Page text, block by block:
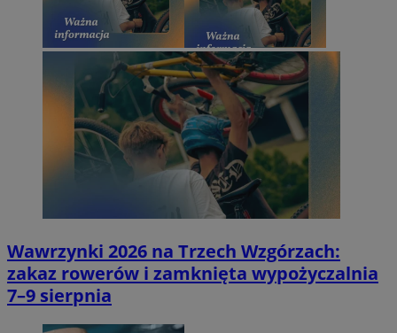
Wawrzynki 2026 na Trzech Wzgórzach:
zakaz rowerów i zamknięta wypożyczalnia
7–9 sierpnia